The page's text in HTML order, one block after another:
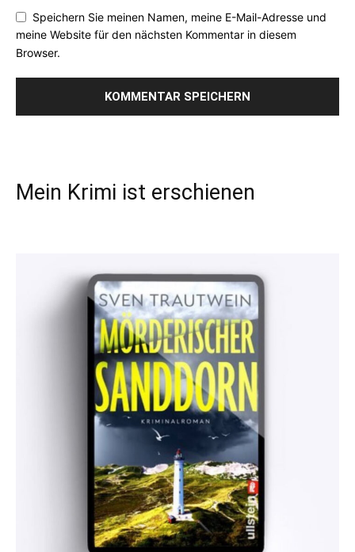
Speichern Sie meinen Namen, meine E-Mail-Adresse und
meine Website für den nächsten Kommentar in diesem
Browser.
Mein Krimi ist erschienen